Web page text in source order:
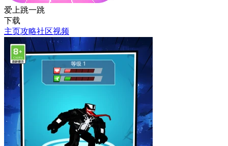
爱上跳一跳
下载
主页攻略社区视频